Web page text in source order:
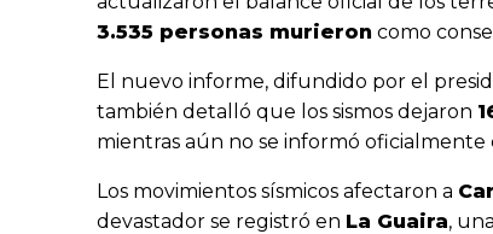
3.535 personas murieron como
El nuevo informe, difundido por el
también detalló que los sismos dejaron
mientras aún no se informó
Los movimientos sísmicos afectaron a
devastador se registró en La Guaira,